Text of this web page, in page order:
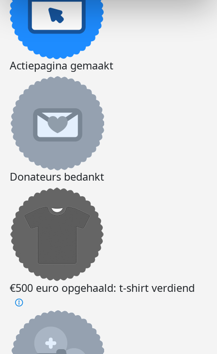
Actiepagina gemaakt
Donateurs bedankt
€500 euro opgehaald: t-shirt verdiend